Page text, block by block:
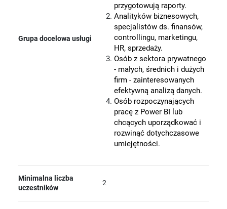
Grupa docelowa usługi
przygotowują raporty.
Analityków biznesowych,
specjalistów ds. finansów,
controllingu, marketingu,
HR, sprzedaży.
Osób z sektora prywatnego
- małych, średnich i dużych
firm - zainteresowanych
efektywną analizą danych.
Osób rozpoczynających
pracę z Power BI lub
chcących uporządkować i
rozwinąć dotychczasowe
umiejętności.
Minimalna liczba
uczestników
2